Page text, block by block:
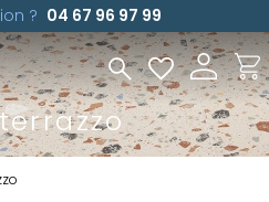
? 04 67 96 97 99